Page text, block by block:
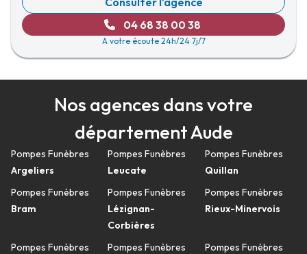
04 68 38 00 38
A votre écoute 24h/24 7j/7
Nos agences dans votre
département Aude
Pompes Funèbres
Argeliers
Pompes Funèbres
Bram
Pompes Funèbres
Pompes Funèbres
Leucate
Pompes Funèbres
Lézignan-
Corbières
Pompes Funèbres
Pompes Funèbres
Quillan
Pompes Funèbres
Rieux-Minervois
Pompes Funèbres